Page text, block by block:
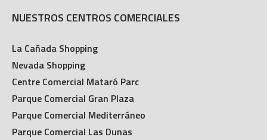
NUESTROS CENTROS COMERCIALES
La Cañada Shopping
Nevada Shopping
Centre Comercial Mataró Parc
Parque Comercial Gran Plaza
Parque Comercial Mediterráneo
Parque Comercial Las Dunas